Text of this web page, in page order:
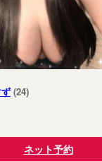
(24)
ネット予約